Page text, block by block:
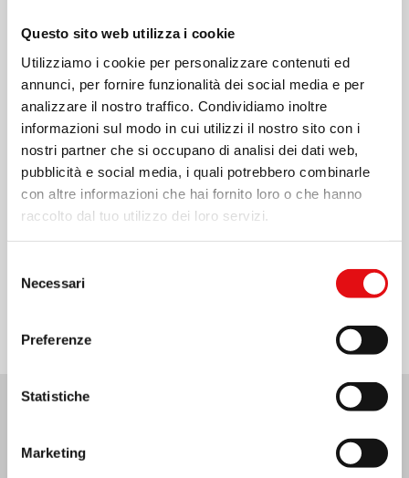
Questo sito web utilizza i cookie
Utilizziamo i cookie per personalizzare contenuti ed
annunci, per fornire funzionalità dei social media e per
analizzare il nostro traffico. Condividiamo inoltre
informazioni sul modo in cui utilizzi il nostro sito con i
nostri partner che si occupano di analisi dei dati web,
pubblicità e social media, i quali potrebbero combinarle
con altre informazioni che hai fornito loro o che hanno
raccolto dal tuo utilizzo dei loro servizi.
delNecessari
Preferenze
Statistiche
Marketing
FOTO:
©www.ocdiberica.com
©@ocdpuzol